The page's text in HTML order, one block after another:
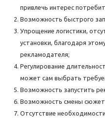
привлечь интерес
Возможность быстрого
Упрощение логистики,
установки, благодаря
рекламодателя;
Регулирование
может сам выбрать
Возможность запустить
Возможность смены
Отсутствие